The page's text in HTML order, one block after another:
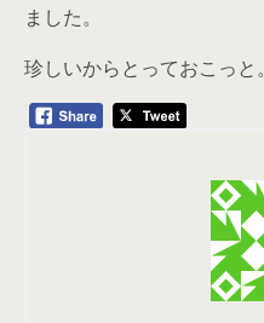
ました。
珍しいからとっておこっと。